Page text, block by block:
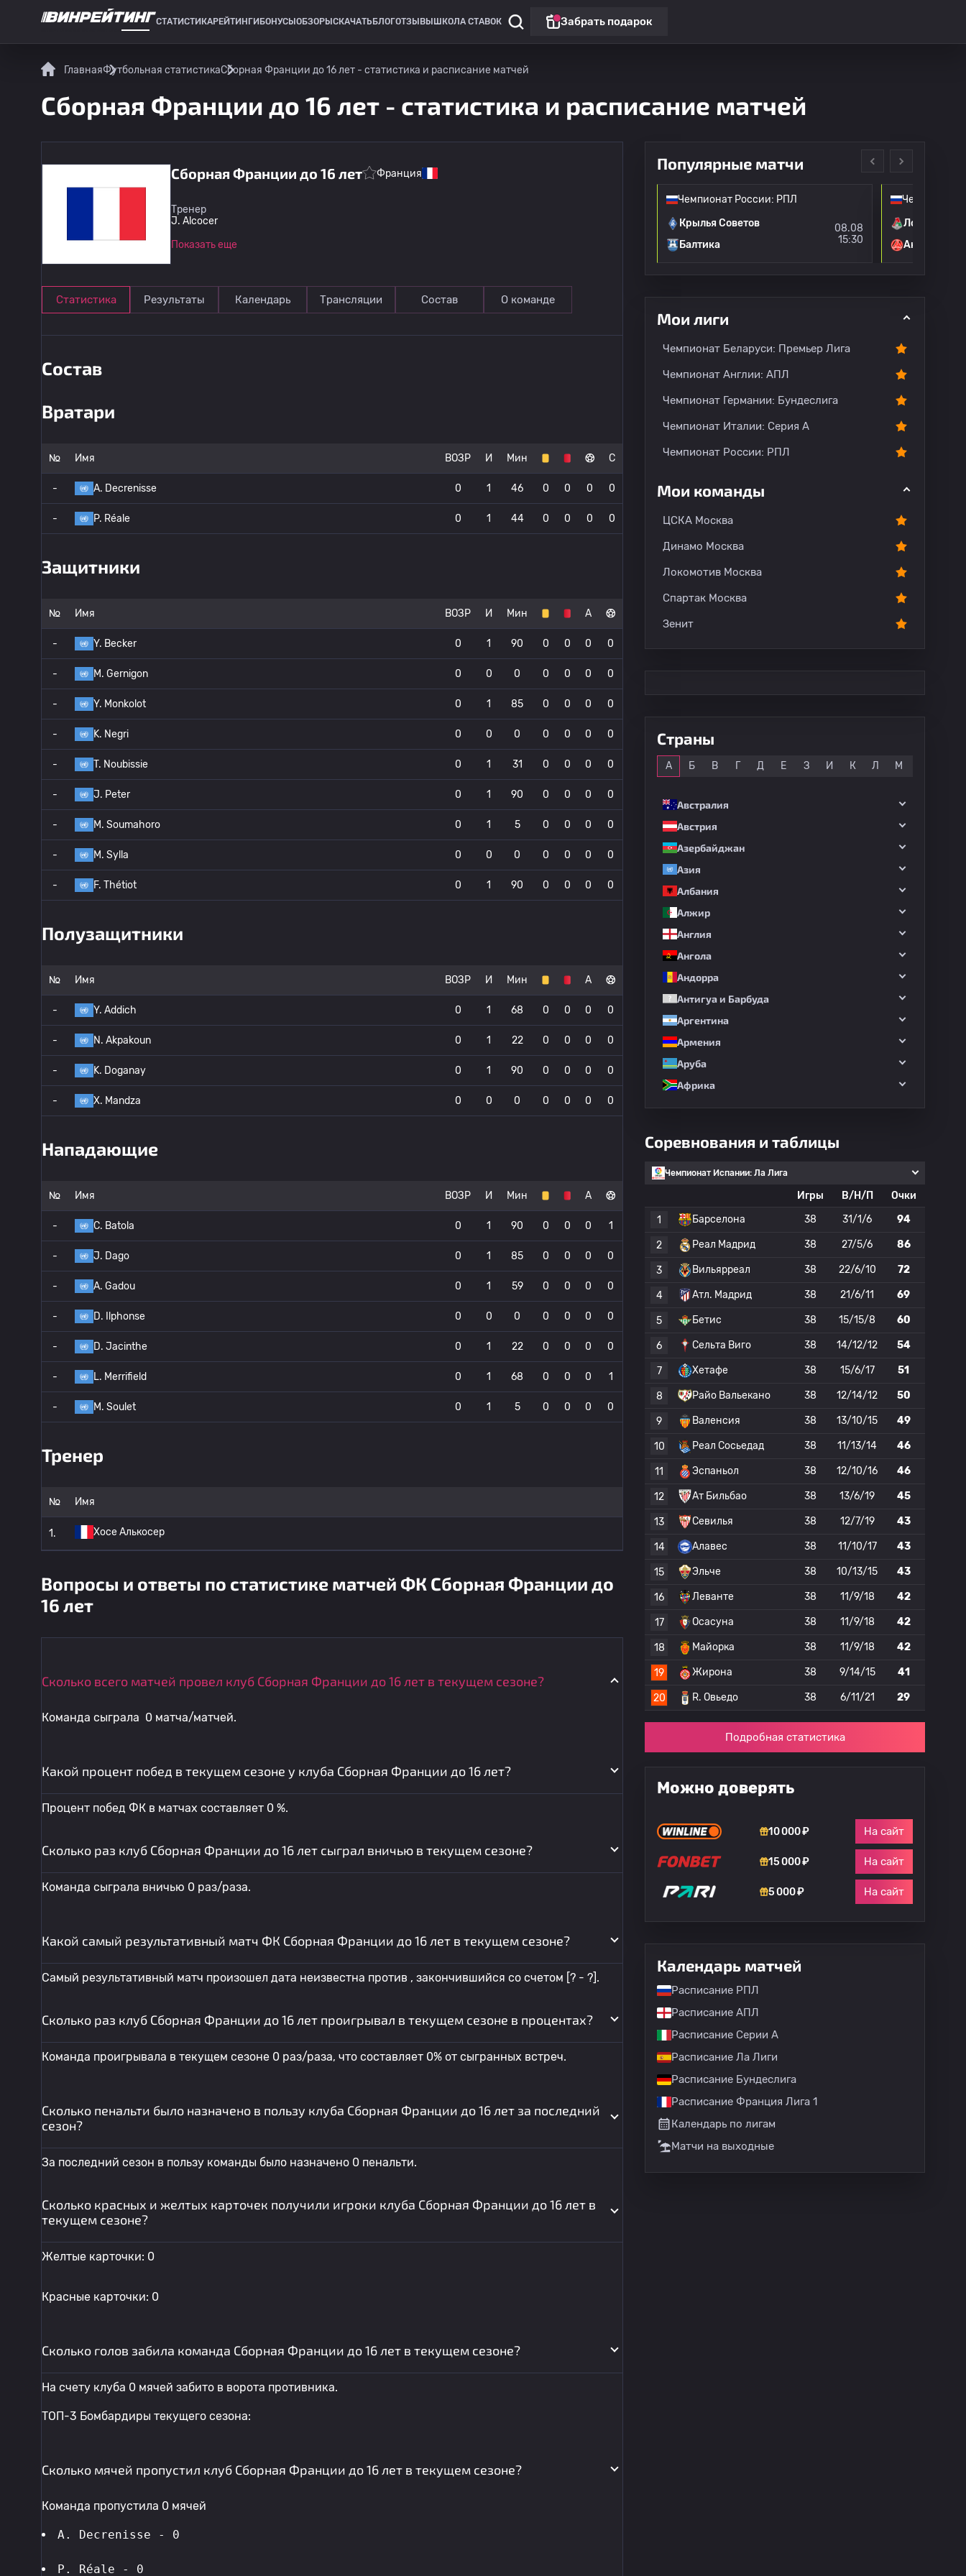
СТАТИСТИКАРЕЙТИНГИ БОНУСЫ ОБЗОРЫ СКАЧАТЬ БЛОГОТЗЫВЫ ШКОЛА СТАВОК Забрать подарок
ГлавнаяФутбольная статистикаСборная Франции до 16 лет - статистика и расписание матчей
Сборная Франции до 16 лет - статистика и расписание матчей
Сборная Франции до 16 лет Франция
Тренер
J. Alcocer
Показать еще
Статистика Результаты Календарь Трансляции Состав О команде
Состав
Вратари
№ Имя ВОЗР И Мин С
- A. Decrenisse 0 1 46 0 0 0 0
- P. Réale 0 1 44 0 0 0 0
Защитники
№ Имя ВОЗР И Мин А
- Y. Becker 0 1 90 0 0 0 0
- M. Gernigon 0 0 0 0 0 0 0
- Y. Monkolot 0 1 85 0 0 0 0
- K. Negri 0 0 0 0 0 0 0
- T. Noubissie 0 1 31 0 0 0 0
- J. Peter 0 1 90 0 0 0 0
- M. Soumahoro 0 1 5 0 0 0 0
- M. Sylla 0 0 0 0 0 0 0
- F. Thétiot 0 1 90 0 0 0 0
Полузащитники
№ Имя ВОЗР И Мин А
- Y. Addich 0 1 68 0 0 0 0
- N. Akpakoun 0 1 22 0 0 0 0
- K. Doganay 0 1 90 0 0 0 0
- X. Mandza 0 0 0 0 0 0 0
Нападающие
№ Имя ВОЗР И Мин А
- C. Batola 0 1 90 0 0 0 1
- J. Dago 0 1 85 0 0 0 0
- A. Gadou 0 1 59 0 0 0 0
- D. Ilphonse 0 0 0 0 0 0 0
- D. Jacinthe 0 1 22 0 0 0 0
- L. Merrifield 0 1 68 0 0 0 1
- M. Soulet 0 1 5 0 0 0 0
Тренер
№ Имя
1. Хосе Алькосер
Вопросы и ответы по статистике матчей ФК Сборная Франции до
16 лет
Сколько всего матчей провел клуб Сборная Франции до 16 лет в текущем сезоне?
Команда сыграла 0 матча/матчей.
Какой процент побед в текущем сезоне у клуба Сборная Франции до 16 лет?
Процент побед ФК в матчах составляет 0 %.
Сколько раз клуб Сборная Франции до 16 лет сыграл вничью в текущем сезоне?
Команда сыграла вничью 0 раз/раза.
Какой самый результативный матч ФК Сборная Франции до 16 лет в текущем сезоне?
Самый результативный матч произошел дата неизвестна против , закончившийся со счетом [? - ?].
Сколько раз клуб Сборная Франции до 16 лет проигрывал в текущем сезоне в процентах?
Команда проигрывала в текущем сезоне 0 раз/раза, что составляет 0% от сыгранных встреч.
Сколько пенальти было назначено в пользу клуба Сборная Франции до 16 лет за последний
сезон?
За последний сезон в пользу команды было назначено 0 пенальти.
Сколько красных и желтых карточек получили игроки клуба Сборная Франции до 16 лет в
текущем сезоне?
Желтые карточки: 0
Красные карточки: 0
Сколько голов забила команда Сборная Франции до 16 лет в текущем сезоне?
На счету клуба 0 мячей забито в ворота противника.
ТОП-3 Бомбардиры текущего сезона:
Сколько мячей пропустил клуб Сборная Франции до 16 лет в текущем сезоне?
Команда пропустила 0 мячей
A. Decrenisse - 0
P. Réale - 0
Популярные матчи
Чемпионат России: РПЛ
Крылья Советов
Балтика
08.08
15:30
Чемпионат
Локомотив
Акрон
Мои лиги
Чемпионат Беларуси: Премьер Лига
Чемпионат Англии: АПЛ
Чемпионат Германии: Бундеслига
Чемпионат Италии: Серия А
Чемпионат России: РПЛ
Мои команды
ЦСКА Москва
Динамо Москва
Локомотив Москва
Спартак Москва
Зенит
Страны
А Б В Г Д Е З И К Л М
Австралия
Австрия
Азербайджан
Азия
Албания
Алжир
Англия
Ангола
Андорра
Антигуа и Барбуда
Аргентина
Армения
Аруба
Африка
Соревнования и таблицы
Чемпионат Испании: Ла Лига
Игры В/Н/П
Очки
1
Барселона 38 31/1/6 94
2 Реал Мадрид 38 27/5/6 86
3 Вильярреал 38 22/6/10 72
4 Атл. Мадрид 38 21/6/11 69
5 Бетис 38 15/15/8 60
6 Сельта Виго 38 14/12/12 54
7 Хетафе 38 15/6/17 51
8 Райо Вальекано 38 12/14/12 50
9 Валенсия 38 13/10/15 49
10 Реал Сосьедад 38 11/13/14 46
11 Эспаньол 38 12/10/16 46
12 Ат Бильбао 38 13/6/19 45
13 Севилья 38 12/7/19 43
14 Алавес 38 11/10/17 43
15 Эльче 38 10/13/15 43
16 Леванте 38 11/9/18 42
17 Осасуна 38 11/9/18 42
18 Майорка 38 11/9/18 42
19 Жирона 38 9/14/15 41
20 R. Овьедо 38 6/11/21 29
Подробная статистика
Можно доверять
10 000 ₽ На сайт
15 000 ₽ На сайт
5 000 ₽ На сайт
Календарь матчей
Расписание РПЛ
Расписание АПЛ
Расписание Серии А
Расписание Ла Лиги
Расписание Бундеслига
Расписание Франция Лига 1
Календарь по лигам
Матчи на выходные